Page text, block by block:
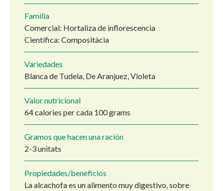
Familia
Comercial: Hortaliza de inflorescencia
Científica: Compositàcia
Variedades
Blanca de Tudela, De Aranjuez, Violeta
Valor nutricional
64 calories per cada 100 grams
Gramos que hacen una ración
2-3 unitats
Propiedades/beneficios
La alcachofa es un alimento muy digestivo, sobre